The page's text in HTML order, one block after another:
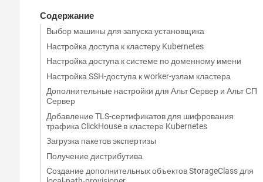
Содержание
Выбор машины для запуска установщика
Настройка доступа к кластеру Kubernetes
Настройка доступа к системе по доменному имени
Настройка SSH-доступа к worker-узлам кластера
Дополнительные настройки для Альт Сервер и Альт СП
Сервер
Добавление TLS-сертификатов для шифрования
трафика ClickHouse в кластере Kubernetes
Загрузка пакетов экспертизы
Получение дистрибутива
Создание дополнительных объектов StorageClass для